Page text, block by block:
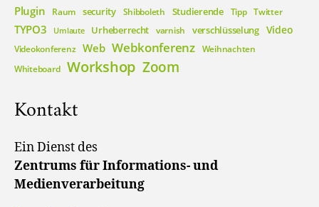
Plugin Raum security Shibboleth Studierende Tipp Twitter
TYPO3 Umlaute Urheberrecht varnish verschlüsselung Video
Videokonferenz Web Webkonferenz Weihnachten
Whiteboard Workshop Zoom
Kontakt
Ein Dienst des
Zentrums für Informations- und
Medienverarbeitung